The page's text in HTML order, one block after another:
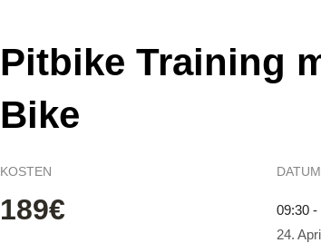
Pitbike Training
Bike
KOSTEN
189€
09:30 -
24.